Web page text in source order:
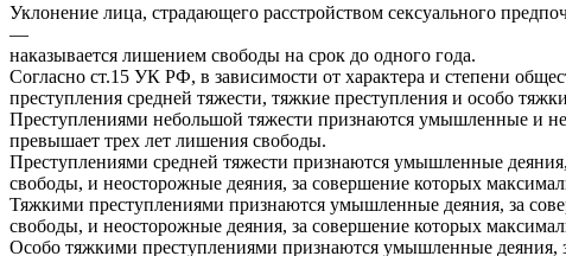
Уклонение лица, страдающего расстройством сексуального
—
наказывается лишением свободы на срок до одного года.
Согласно ст.15 УК РФ, в зависимости от характера и степени
преступления средней тяжести, тяжкие преступления и особо
Преступлениями небольшой тяжести признаются умышленные и
превышает трех лет лишения свободы.
Преступлениями средней тяжести признаются умышленные
свободы, и неосторожные деяния, за совершение которых
Тяжкими преступлениями признаются умышленные деяния, за
свободы, и неосторожные деяния, за совершение которых
Особо тяжкими преступлениями признаются умышленные деяния,